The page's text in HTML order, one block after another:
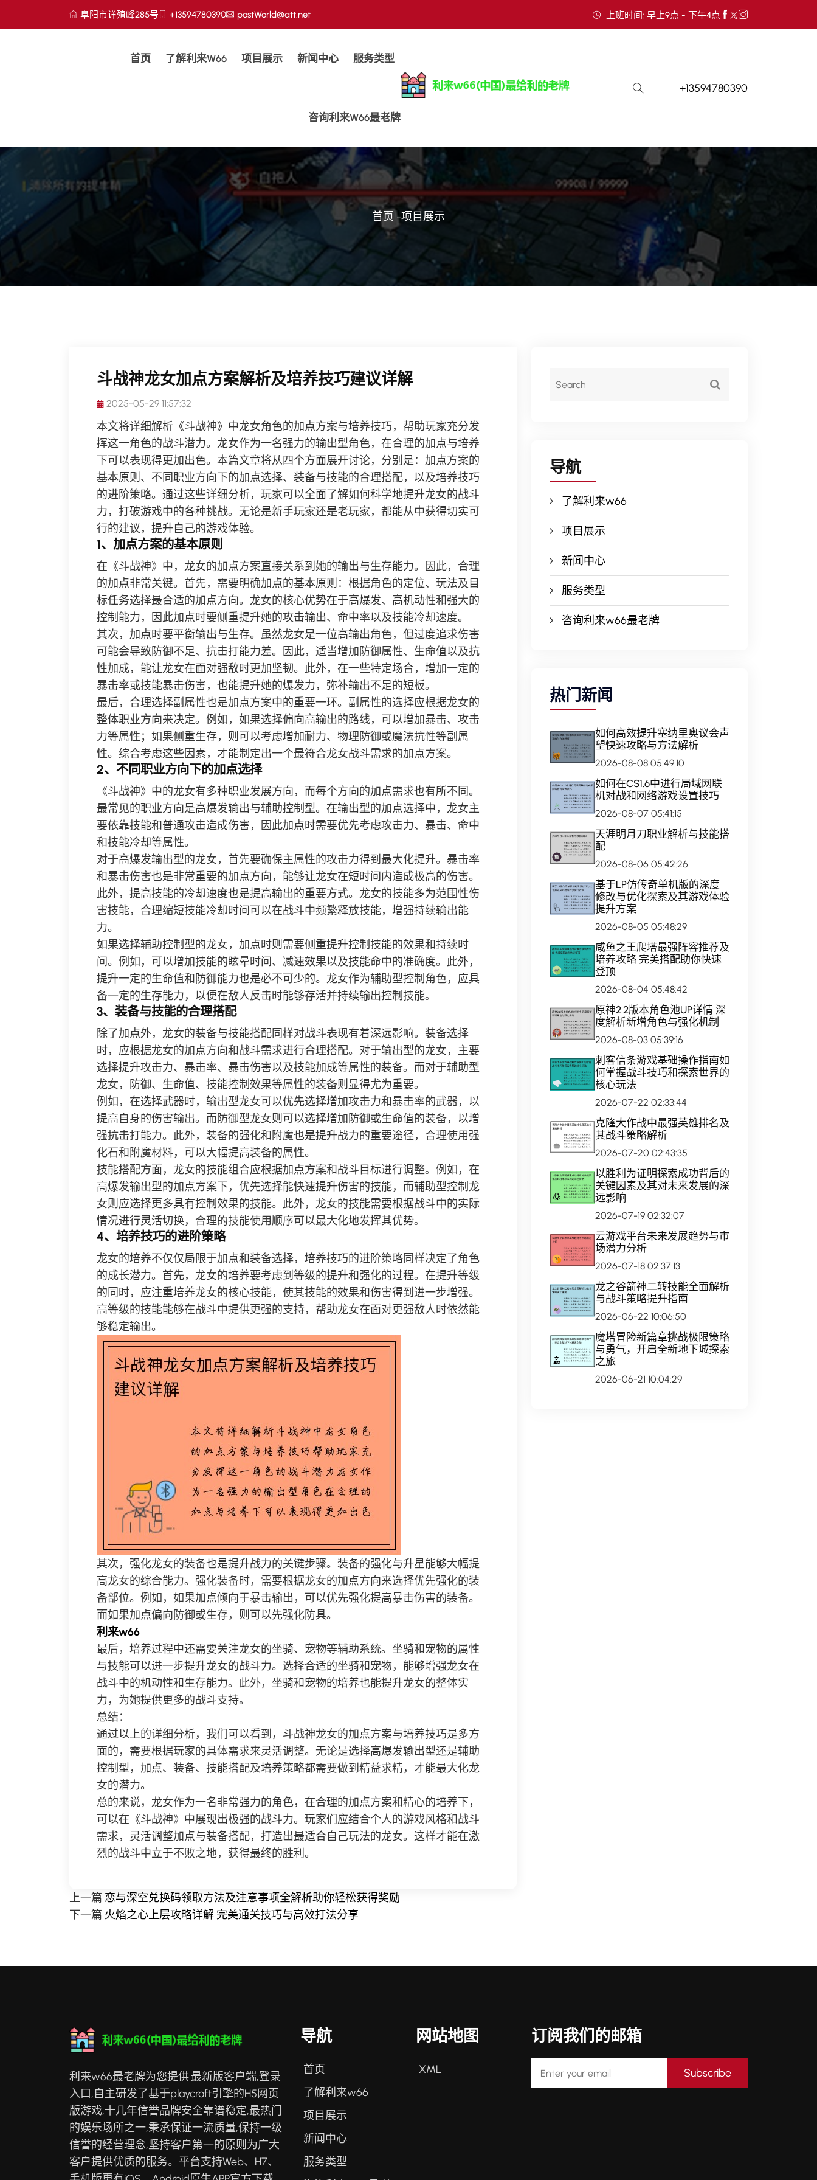
阜阳市详殖峰285号 +13594780390 postWorld@att.net 上班时间: 早上9点 - 下午4点
首页 了解利来w66 项目展示 新闻中心 服务类型
咨询利来w66最老牌
+13594780390
首页 -项目展示
斗战神龙女加点方案解析及培养技巧建议详解
2025-05-29 11:57:32
本文将详细解析《斗战神》中龙女角色的加点方案与培养技巧，帮助玩家充分发
挥这一角色的战斗潜力。龙女作为一名强力的输出型角色，在合理的加点与培养
下可以表现得更加出色。本篇文章将从四个方面展开讨论，分别是：加点方案的
基本原则、不同职业方向下的加点选择、装备与技能的合理搭配，以及培养技巧
的进阶策略。通过这些详细分析，玩家可以全面了解如何科学地提升龙女的战斗
力，打破游戏中的各种挑战。无论是新手玩家还是老玩家，都能从中获得切实可
行的建议，提升自己的游戏体验。
1、加点方案的基本原则
在《斗战神》中，龙女的加点方案直接关系到她的输出与生存能力。因此，合理
的加点非常关键。首先，需要明确加点的基本原则：根据角色的定位、玩法及目
标任务选择最合适的加点方向。龙女的核心优势在于高爆发、高机动性和强大的
控制能力，因此加点时要侧重提升她的攻击输出、命中率以及技能冷却速度。
其次，加点时要平衡输出与生存。虽然龙女是一位高输出角色，但过度追求伤害
可能会导致防御不足、抗击打能力差。因此，适当增加防御属性、生命值以及抗
性加成，能让龙女在面对强敌时更加坚韧。此外，在一些特定场合，增加一定的
暴击率或技能暴击伤害，也能提升她的爆发力，弥补输出不足的短板。
最后，合理选择副属性也是加点方案中的重要一环。副属性的选择应根据龙女的
整体职业方向来决定。例如，如果选择偏向高输出的路线，可以增加暴击、攻击
力等属性；如果侧重生存，则可以考虑增加耐力、物理防御或魔法抗性等副属
性。综合考虑这些因素，才能制定出一个最符合龙女战斗需求的加点方案。
2、不同职业方向下的加点选择
《斗战神》中的龙女有多种职业发展方向，而每个方向的加点需求也有所不同。
最常见的职业方向是高爆发输出与辅助控制型。在输出型的加点选择中，龙女主
要依靠技能和普通攻击造成伤害，因此加点时需要优先考虑攻击力、暴击、命中
和技能冷却等属性。
对于高爆发输出型的龙女，首先要确保主属性的攻击力得到最大化提升。暴击率
和暴击伤害也是非常重要的加点方向，能够让龙女在短时间内造成极高的伤害。
此外，提高技能的冷却速度也是提高输出的重要方式。龙女的技能多为范围性伤
害技能，合理缩短技能冷却时间可以在战斗中频繁释放技能，增强持续输出能
力。
如果选择辅助控制型的龙女，加点时则需要侧重提升控制技能的效果和持续时
间。例如，可以增加技能的眩晕时间、减速效果以及技能命中的准确度。此外，
提升一定的生命值和防御能力也是必不可少的。龙女作为辅助型控制角色，应具
备一定的生存能力，以便在敌人反击时能够存活并持续输出控制技能。
3、装备与技能的合理搭配
除了加点外，龙女的装备与技能搭配同样对战斗表现有着深远影响。装备选择
时，应根据龙女的加点方向和战斗需求进行合理搭配。对于输出型的龙女，主要
选择提升攻击力、暴击率、暴击伤害以及技能加成等属性的装备。而对于辅助型
龙女，防御、生命值、技能控制效果等属性的装备则显得尤为重要。
例如，在选择武器时，输出型龙女可以优先选择增加攻击力和暴击率的武器，以
提高自身的伤害输出。而防御型龙女则可以选择增加防御或生命值的装备，以增
强抗击打能力。此外，装备的强化和附魔也是提升战力的重要途径，合理使用强
化石和附魔材料，可以大幅提高装备的属性。
技能搭配方面，龙女的技能组合应根据加点方案和战斗目标进行调整。例如，在
高爆发输出型的加点方案下，优先选择能快速提升伤害的技能，而辅助型控制龙
女则应选择更多具有控制效果的技能。此外，龙女的技能需要根据战斗中的实际
情况进行灵活切换，合理的技能使用顺序可以最大化地发挥其优势。
4、培养技巧的进阶策略
龙女的培养不仅仅局限于加点和装备选择，培养技巧的进阶策略同样决定了角色
的成长潜力。首先，龙女的培养要考虑到等级的提升和强化的过程。在提升等级
的同时，应注重培养龙女的核心技能，使其技能的效果和伤害得到进一步增强。
高等级的技能能够在战斗中提供更强的支持，帮助龙女在面对更强敌人时依然能
够稳定输出。
其次，强化龙女的装备也是提升战力的关键步骤。装备的强化与升星能够大幅提
高龙女的综合能力。强化装备时，需要根据龙女的加点方向来选择优先强化的装
备部位。例如，如果加点倾向于暴击输出，可以优先强化提高暴击伤害的装备。
而如果加点偏向防御或生存，则可以先强化防具。
利来w66
最后，培养过程中还需要关注龙女的坐骑、宠物等辅助系统。坐骑和宠物的属性
与技能可以进一步提升龙女的战斗力。选择合适的坐骑和宠物，能够增强龙女在
战斗中的机动性和生存能力。此外，坐骑和宠物的培养也能提升龙女的整体实
力，为她提供更多的战斗支持。
总结：
通过以上的详细分析，我们可以看到，斗战神龙女的加点方案与培养技巧是多方
面的，需要根据玩家的具体需求来灵活调整。无论是选择高爆发输出型还是辅助
控制型，加点、装备、技能搭配及培养策略都需要做到精益求精，才能最大化龙
女的潜力。
总的来说，龙女作为一名非常强力的角色，在合理的加点方案和精心的培养下，
可以在《斗战神》中展现出极强的战斗力。玩家们应结合个人的游戏风格和战斗
需求，灵活调整加点与装备搭配，打造出最适合自己玩法的龙女。这样才能在激
烈的战斗中立于不败之地，获得最终的胜利。
上一篇 恋与深空兑换码领取方法及注意事项全解析助你轻松获得奖励
下一篇 火焰之心上层攻略详解 完美通关技巧与高效打法分享
导航
了解利来w66
项目展示
新闻中心
服务类型
咨询利来w66最老牌
热门新闻
如何高效提升塞纳里奥议会声
望快速攻略与方法解析
2026-08-08 05:49:10
如何在CS1.6中进行局域网联
机对战和网络游戏设置技巧
2026-08-07 05:41:15
天涯明月刀职业解析与技能搭
配
2026-08-06 05:42:26
基于LP仿传奇单机版的深度
修改与优化探索及其游戏体验
提升方案
2026-08-05 05:48:29
咸鱼之王爬塔最强阵容推荐及
培养攻略 完美搭配助你快速
登顶
2026-08-04 05:48:42
原神2.2版本角色池UP详情 深
度解析新增角色与强化机制
2026-08-03 05:39:16
刺客信条游戏基础操作指南如
何掌握战斗技巧和探索世界的
核心玩法
2026-07-22 02:33:44
克隆大作战中最强英雄排名及
其战斗策略解析
2026-07-20 02:43:35
以胜利为证明探索成功背后的
关键因素及其对未来发展的深
远影响
2026-07-19 02:32:07
云游戏平台未来发展趋势与市
场潜力分析
2026-07-18 02:37:13
龙之谷箭神二转技能全面解析
与战斗策略提升指南
2026-06-22 10:06:50
魔塔冒险新篇章挑战极限策略
与勇气，开启全新地下城探索
之旅
2026-06-21 10:04:29
利来w66最老牌为您提供:最新版客户端,登录
入口,自主研发了基于playcraft引擎的H5网页
版游戏,十几年信誉品牌安全靠谱稳定,最热门
的娱乐场所之一,秉承保证一流质量,保持一级
信誉的经营理念,坚持客户第一的原则为广大
客户提供优质的服务。平台支持Web、H7、
导航
首页
了解利来w66
项目展示
新闻中心
服务类型
网站地图
XML
订阅我们的邮箱
Subscribe